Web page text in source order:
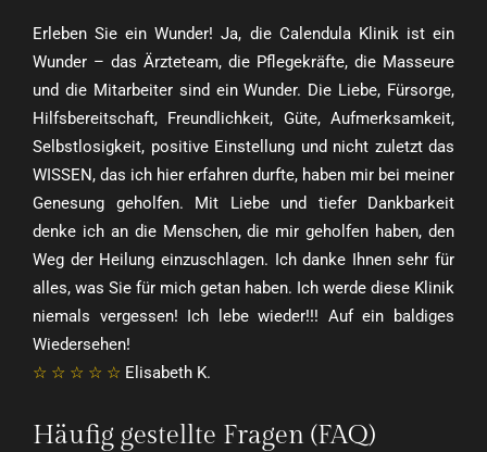
Erleben Sie ein Wunder! Ja, die Calendula Klinik ist ein
Wunder – das Ärzteteam, die Pflegekräfte, die Masseure
und die Mitarbeiter sind ein Wunder. Die Liebe, Fürsorge,
Hilfsbereitschaft, Freundlichkeit, Güte, Aufmerksamkeit,
Selbstlosigkeit, positive Einstellung und nicht zuletzt das
WISSEN, das ich hier erfahren durfte, haben mir bei meiner
Genesung geholfen. Mit Liebe und tiefer Dankbarkeit
denke ich an die Menschen, die mir geholfen haben, den
Weg der Heilung einzuschlagen. Ich danke Ihnen sehr für
alles, was Sie für mich getan haben. Ich werde diese Klinik
niemals vergessen! Ich lebe wieder!!! Auf ein baldiges
Wiedersehen!
☆ ☆ ☆ ☆ ☆ Elisabeth K.
Häufig gestellte Fragen (FAQ)